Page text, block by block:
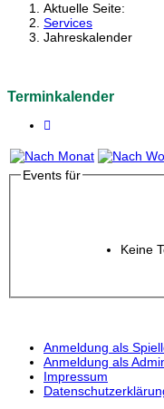
Aktuelle Seite:
Services
Jahreskalender
Terminkalender
Events für
Keine
Anmeldung als
Anmeldung als
Impressum